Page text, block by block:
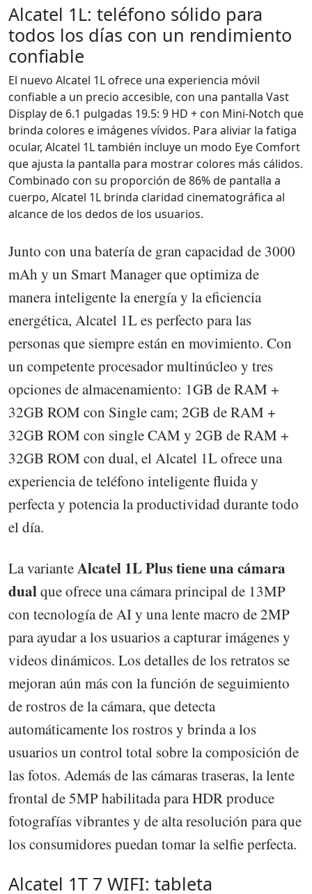
Alcatel 1L: teléfono sólido para
todos los días con un rendimiento
confiable
El nuevo Alcatel 1L ofrece una experiencia móvil
confiable a un precio accesible, con una pantalla Vast
Display de 6.1 pulgadas 19.5: 9 HD + con Mini-Notch que
brinda colores e imágenes vívidos. Para aliviar la fatiga
ocular, Alcatel 1L también incluye un modo Eye Comfort
que ajusta la pantalla para mostrar colores más cálidos.
Combinado con su proporción de 86% de pantalla a
cuerpo, Alcatel 1L brinda claridad cinematográfica al
alcance de los dedos de los usuarios.
Junto con una batería de gran capacidad de 3000
mAh y un Smart Manager que optimiza de
manera inteligente la energía y la eficiencia
energética, Alcatel 1L es perfecto para las
personas que siempre están en movimiento. Con
un competente procesador multinúcleo y tres
opciones de almacenamiento: 1GB de RAM +
32GB ROM con Single cam; 2GB de RAM +
32GB ROM con single CAM y 2GB de RAM +
32GB ROM con dual, el Alcatel 1L ofrece una
experiencia de teléfono inteligente fluida y
perfecta y potencia la productividad durante todo
el día.
La varianteAlcatel 1L Plus tiene una cámara
dualque ofrece una cámara principal de 13MP
con tecnología de AI y una lente macro de 2MP
para ayudar a los usuarios a capturar imágenes y
videos dinámicos. Los detalles de los retratos se
mejoran aún más con la función de seguimiento
de rostros de la cámara, que detecta
automáticamente los rostros y brinda a los
usuarios un control total sobre la composición de
las fotos. Además de las cámaras traseras, la lente
frontal de 5MP habilitada para HDR produce
fotografías vibrantes y de alta resolución para que
los consumidores puedan tomar la selfie perfecta.
Alcatel 1T 7 WIFI: tableta